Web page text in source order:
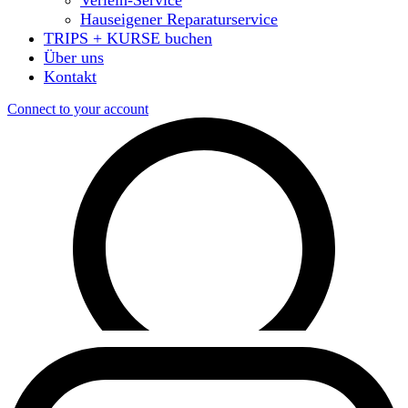
Hauseigener Reparaturservice
TRIPS + KURSE buchen
Über uns
Kontakt
Connect to your account